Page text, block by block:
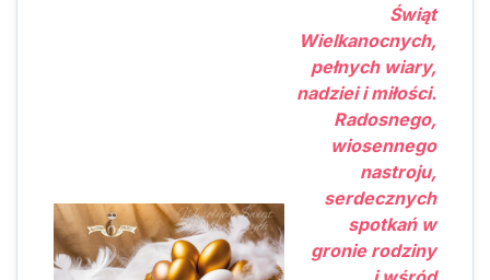
Świąt
Wielkanocnych,
pełnych wiary,
nadziei i miłości.
Radosnego,
wiosennego
nastroju,
serdecznych
spotkań w
gronie rodziny